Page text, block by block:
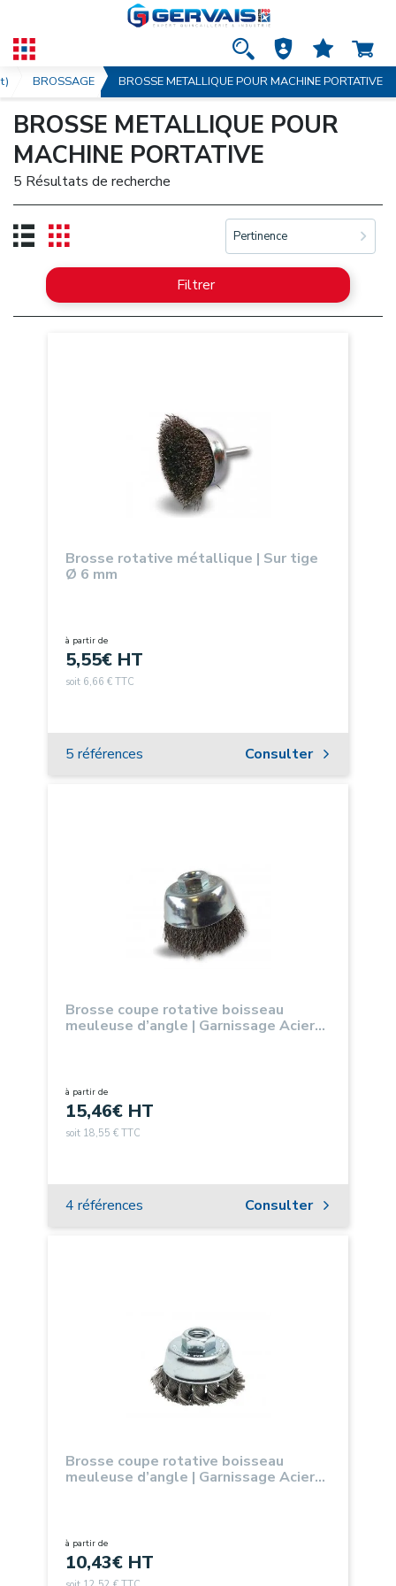
BROSSAGE BROSSE METALLIQUE POUR MACHINE PORTATIVE
BROSSE METALLIQUE POUR
MACHINE PORTATIVE
5 Résultats de recherche
Pertinence
Filtrer
Brosse rotative métallique | Sur tige
Ø 6 mm
à partir de
5,55€ HT
soit 6,66 € TTC
5 références Consulter
Brosse coupe rotative boisseau
meuleuse d’angle | Garnissage Acier
à partir de
15,46€ HT
soit 18,55 € TTC
4 références Consulter
Brosse coupe rotative boisseau
meuleuse d’angle | Garnissage Acier
à partir de
10,43€ HT